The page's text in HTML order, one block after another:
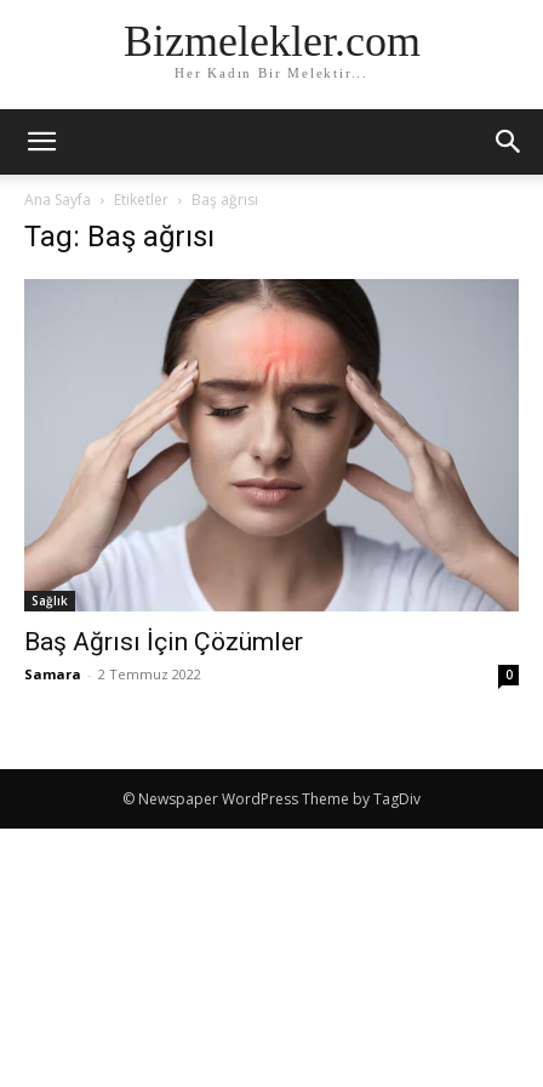
Bizmelekler.com
Her Kadın Bir Melektir...
Ana Sayfa Etiketler Baş ağrısı
Tag: Baş ağrısı
Sağlık
Baş Ağrısı İçin Çözümler
Samara - 2 Temmuz 2022 0
© Newspaper WordPress Theme by TagDiv